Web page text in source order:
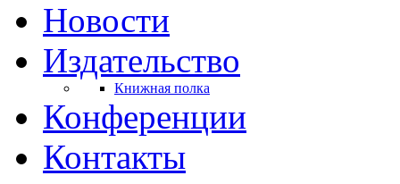
Новости
Издательство
Книжная полка
Конференции
Контакты